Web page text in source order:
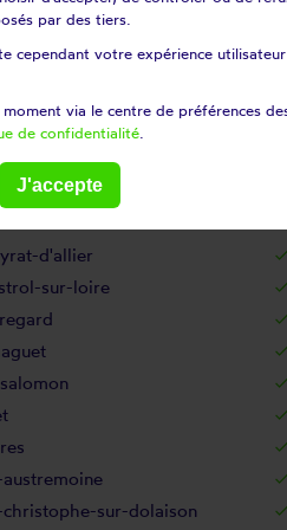
sur-loire
en-Velay
d'allier
sur-loire
christophe-sur-dolaison
par des tiers.
cependant votre expérience utilisateur
via le centre de préférences
de confidentialité
J'accepte